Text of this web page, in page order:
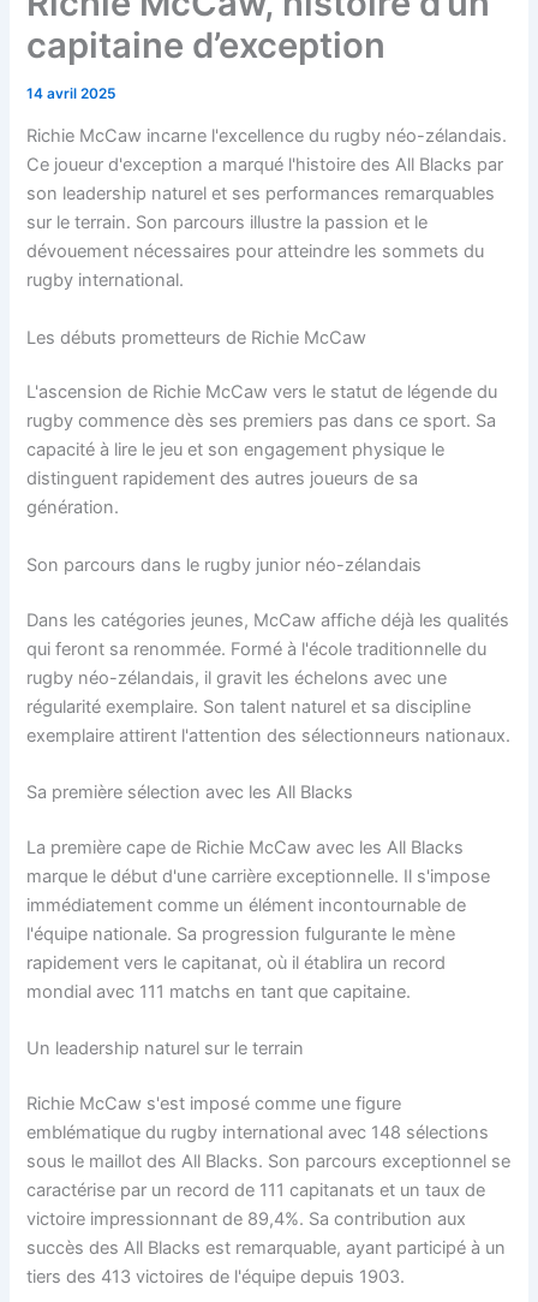
capitaine d’exception
14 avril 2025
Richie McCaw incarne l'excellence du rugby néo-zélandais.
Ce joueur d'exception a marqué l'histoire des All Blacks par
son leadership naturel et ses performances remarquables
sur le terrain. Son parcours illustre la passion et le
dévouement nécessaires pour atteindre les sommets du
rugby international.
Les débuts prometteurs de Richie McCaw
L'ascension de Richie McCaw vers le statut de légende du
rugby commence dès ses premiers pas dans ce sport. Sa
capacité à lire le jeu et son engagement physique le
distinguent rapidement des autres joueurs de sa
génération.
Son parcours dans le rugby junior néo-zélandais
Dans les catégories jeunes, McCaw affiche déjà les qualités
qui feront sa renommée. Formé à l'école traditionnelle du
rugby néo-zélandais, il gravit les échelons avec une
régularité exemplaire. Son talent naturel et sa discipline
exemplaire attirent l'attention des sélectionneurs nationaux.
Sa première sélection avec les All Blacks
La première cape de Richie McCaw avec les All Blacks
marque le début d'une carrière exceptionnelle. Il s'impose
immédiatement comme un élément incontournable de
l'équipe nationale. Sa progression fulgurante le mène
rapidement vers le capitanat, où il établira un record
mondial avec 111 matchs en tant que capitaine.
Un leadership naturel sur le terrain
Richie McCaw s'est imposé comme une figure
emblématique du rugby international avec 148 sélections
sous le maillot des All Blacks. Son parcours exceptionnel se
caractérise par un record de 111 capitanats et un taux de
victoire impressionnant de 89,4%. Sa contribution aux
succès des All Blacks est remarquable, ayant participé à un
tiers des 413 victoires de l'équipe depuis 1903.